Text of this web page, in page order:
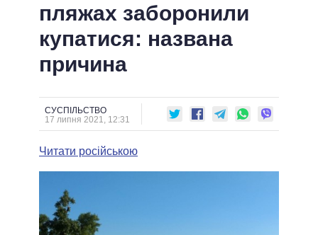
ПОДІЇ
СТАТТІ
ДУМКИ
ОГЛЯДИ
ДАЙДЖЕСТИ
ЕКОНОМІКА
СУСПІЛЬСТВО
ПОЛIТИКИ
УСІ ПОЛІТИКИ
ПРЕЗИДЕНТ І ОФІС
ВЕРХОВНА РАДА
КАБІНЕТ МІНІСТРІВ
МЕРИ МІСТ
ПІДТРИМАТИ
ПОРІВНЯННЯ ПОЛІТИКІВ
пляжах заборонили
купатися: названа
причина
СУСПІЛЬСТВО
17 липня 2021, 12:31
Читати російською